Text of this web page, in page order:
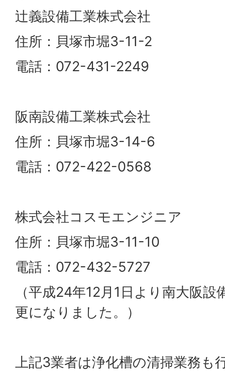
辻義設備工業株式会社
住所：貝塚市堀3-11-2
電話：072-431-2249
阪南設備工業株式会社
住所：貝塚市堀3-14-6
電話：072-422-0568
株式会社コスモエンジニア
住所：貝塚市堀3-11-10
電話：072-432-5727
（平成24年12月1日より南大阪
更になりました。）
上記3業者は浄化槽の清掃業務も